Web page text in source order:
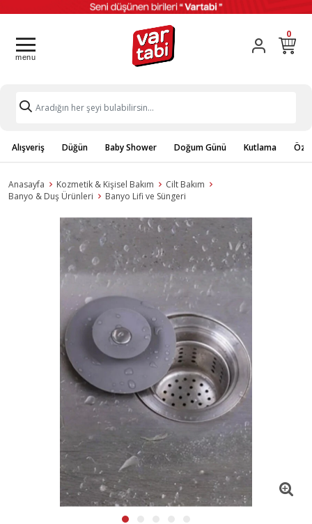
0
Alışveriş Düğün Baby Shower Doğum Günü Kutlama
Anasayfa Kozmetik & Kişisel Bakım
Cilt Bakım
Banyo & Duş Ürünleri
Banyo Lifi ve Süngeri